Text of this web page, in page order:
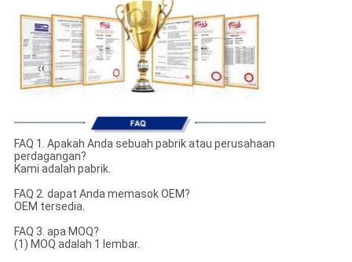
FAQ 1. Apakah Anda sebuah pabrik atau perusahaan
perdagangan?
Kami adalah pabrik.
FAQ 2. dapat Anda memasok OEM?
OEM tersedia.
FAQ 3. apa MOQ?
(1) MOQ adalah 1 lembar.